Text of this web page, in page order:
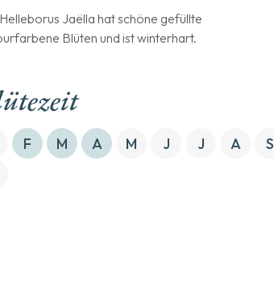
Jaëlla hat schöne gefüllte
Blüten und ist winterhart.
F M A M J J A S